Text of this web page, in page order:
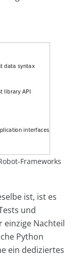
Frameworks
ist, ist es
und
einzige Nachteil
Python
ein dediziertes